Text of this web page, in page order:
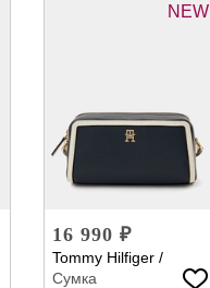
NEW
16 990 ₽
Tommy Hilfiger /
Сумка